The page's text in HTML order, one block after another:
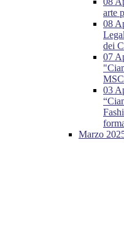
arte
08
dei
07
03
Marzo